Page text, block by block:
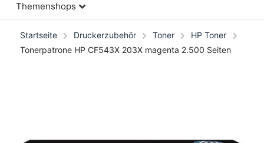
Themenshops
Startseite Druckerzubehör Toner
HP Toner
Tonerpatrone HP CF543X 203X magenta 2.500 Seiten